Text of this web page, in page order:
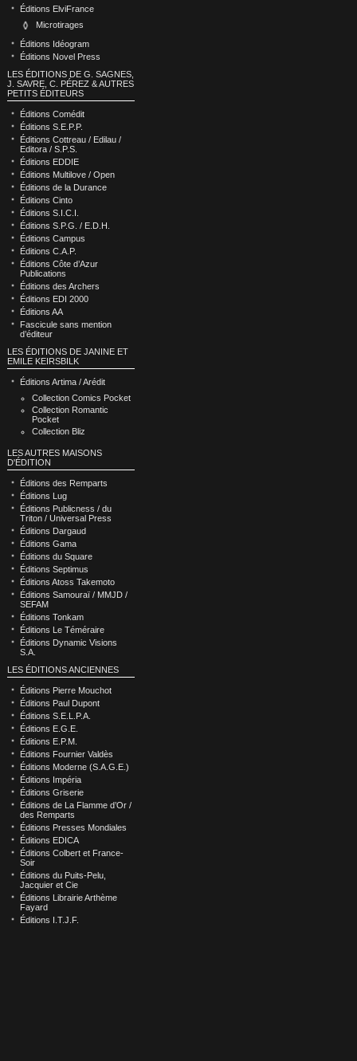
Éditions ElviFrance
Microtirages
Éditions Idéogram
Éditions Novel Press
LES ÉDITIONS DE G. SAGNES,
J. SAVRE, C. PÉREZ & AUTRES
PETITS ÉDITEURS
Éditions Comédit
Éditions S.E.P.P.
Éditions Cottreau / Edilau /
Editora / S.P.S.
Éditions EDDIE
Éditions Multilove / Open
Éditions de la Durance
Éditions Cinto
Éditions S.I.C.I.
Éditions S.P.G. / E.D.H.
Éditions Campus
Éditions C.A.P.
Éditions Côte d’Azur
Publications
Éditions des Archers
Éditions EDI 2000
Éditions AA
Fascicule sans mention
d’éditeur
LES ÉDITIONS DE JANINE ET
EMILE KEIRSBILK
Éditions Artima / Arédit
Collection Comics Pocket
Collection Romantic
Pocket
Collection Bliz
LES AUTRES MAISONS
D'ÉDITION
Éditions des Remparts
Éditions Lug
Éditions Publicness / du
Triton / Universal Press
Éditions Dargaud
Éditions Gama
Éditions du Square
Éditions Septimus
Éditions Atoss Takemoto
Éditions Samouraï / MMJD /
SEFAM
Éditions Tonkam
Éditions Le Téméraire
Éditions Dynamic Visions
S.A.
LES ÉDITIONS ANCIENNES
Éditions Pierre Mouchot
Éditions Paul Dupont
Éditions S.E.L.P.A.
Éditions E.G.E.
Éditions E.P.M.
Éditions Fournier Valdès
Éditions Moderne (S.A.G.E.)
Éditions Impéria
Éditions Griserie
Éditions de La Flamme d’Or /
des Remparts
Éditions Presses Mondiales
Éditions EDICA
Éditions Colbert et France-
Soir
Éditions du Puits-Pelu,
Jacquier et Cie
Éditions Librairie Arthème
Fayard
Éditions I.T.J.F.